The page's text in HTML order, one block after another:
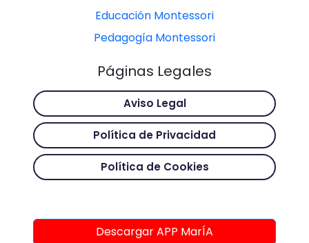
Educación Montessori
Pedagogía Montessori
Páginas Legales
Aviso Legal
Política de Privacidad
Política de Cookies
Descargar APP MarÍA